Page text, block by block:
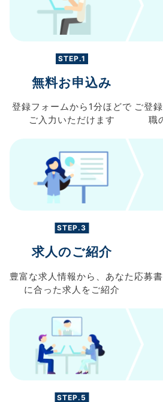
STEP.1
無料お申込み
登録フォームから 1分ほどで
ご入力 いただけます
ご登録
職
STEP.3
求人のご紹介
豊富な求人情報から、 あなた
に合った求人を ご紹介
応募
STEP.5